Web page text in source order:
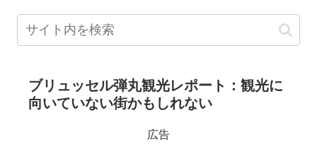
ブリュッセル弾丸観光レポート：観光に
向いていない街かもしれない
広告